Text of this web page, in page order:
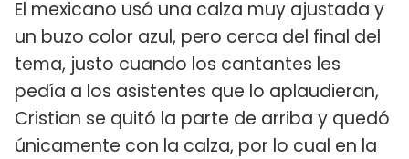
El mexicano usó una calza muy ajustada y
un buzo color azul, pero cerca del final del
tema, justo cuando los cantantes les
pedía a los asistentes que lo aplaudieran,
Cristian se quitó la parte de arriba y quedó
únicamente con la calza, por lo cual en la